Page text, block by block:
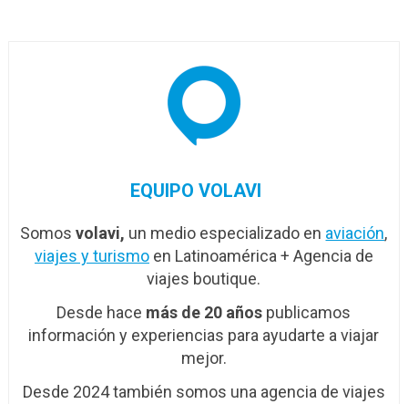
EQUIPO VOLAVI
Somosvolavi, un medio especializado en aviación,
viajes y turismoen Latinoamérica + Agencia de
viajes boutique.
Desde hace más de 20 años publicamos
información y experiencias para ayudarte a viajar
mejor.
Desde 2024 también somos una agencia de viajes